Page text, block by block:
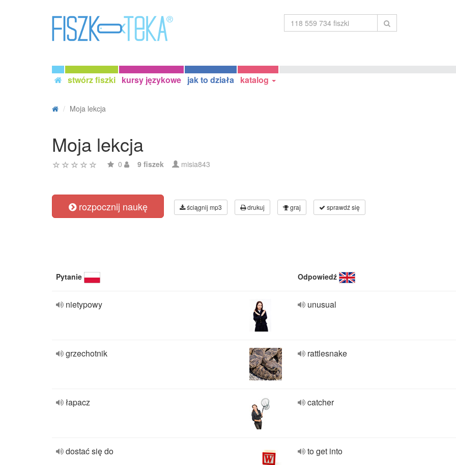
stwórz fiszki kursy językowe jak to działa katalog
Moja lekcja
Moja lekcja
0 9 fiszek misia843
rozpocznij naukę ściągnij mp3 drukuj graj sprawdź się
Pytanie Odpowiedź
nietypowy unusual
grzechotnik rattlesnake
łapacz catcher
dostać się do to get into